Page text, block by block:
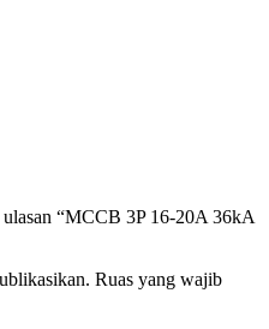
“MCCB 3P 16-20A 36kA
Ruas yang wajib